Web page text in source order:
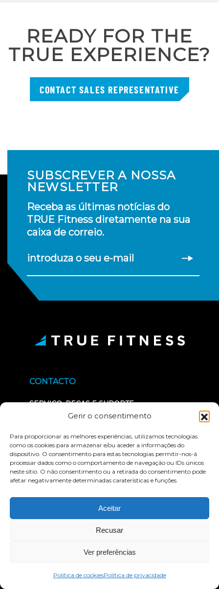
Gerir o consentimento
Para proporcionar as melhores experiências, utilizamos tecnologias
como os cookies para armazenar e/ou aceder a informações do
dispositivo. O consentimento para estas tecnologias permitir-nos-á
processar dados como o comportamento de navegação ou IDs únicos
neste sítio. O não consentimento ou a retirada do consentimento pode
afetar negativamente determinadas caraterísticas e funções.
Aceitar
Recusar
Ver preferências
Política de cookiesPolítica de privacidade
READY FOR THE
TRUE EXPERIENCE?
CONTACT SALES REPRESENTATIVE
SUBSCREVER A NOSSA
NEWSLETTER
Receba as últimas notícias do
TRUE Fitness diretamente na sua
caixa de correio.
introduza o seu e-mail
CONTACTO
SERVIÇO, PEÇAS E SUPORTE
doméstico (EUA e Canadá)
800.883.8783
SEDE SOCIAL
800.426.6570
1 Glazer Way
St. Charles, MO 63301(opens
new
tab)
tab)
Opções de financiamento